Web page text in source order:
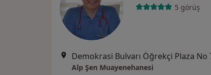
5 görüş
Alp Şen Muayenehanesi